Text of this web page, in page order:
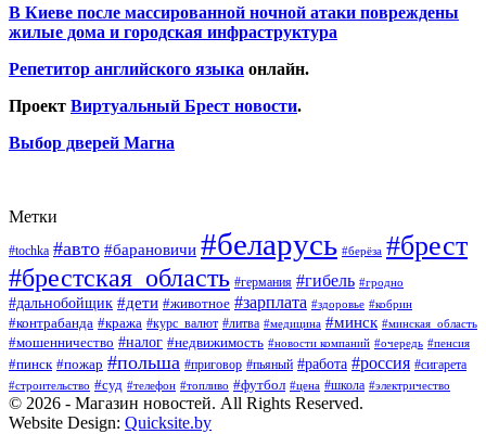
В Киеве после массированной ночной атаки повреждены
жилые дома и городская инфраструктура
Репетитор английского языка онлайн.
Проект Виртуальный Брест новости.
Выбор дверей Магна
Метки
#tochka #авто #барановичи #беларусь #берёза #брест
#брестская_область #германия #гибель #гродно
#дальнобойщик #дети #животное #зарплата #здоровье #кобрин
#контрабанда #кража #курс_валют #литва #медицина #минск #минская_область
#мошенничество #налог #недвижимость #новости компаний #очередь #пенсия
#пинск #пожар #польша #приговор #пьяный #работа #россия #сигарета
#строительство #суд #телефон #топливо #футбол #цена #школа #электричество
© 2026 - Магазин новостей. All Rights Reserved.
Website Design: Quicksite.by